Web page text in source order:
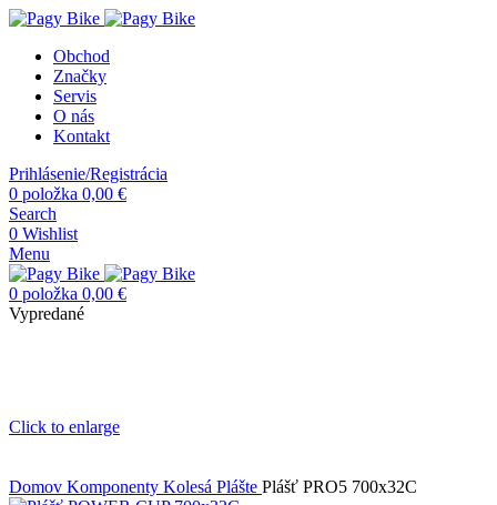
Obchod
Značky
Servis
O nás
Kontakt
Prihlásenie/Registrácia
0 položka 0,00 €
Search
0 Wishlist
Menu
0 položka 0,00 €
Vypredané
Click to enlarge
Domov Komponenty Kolesá Plášte Plášť PRO5 700x32C